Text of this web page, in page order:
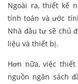
Ngoài ra, thiết kế
tính toán và ước
Nhà đầu tư sẽ chủ
liệu và thiết bị.
Hơn nữa, việc
nguồn ngân sách